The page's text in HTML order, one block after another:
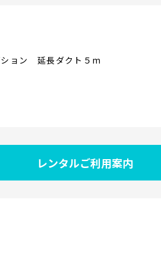
ョン 延長ダクト５m
レンタルご利用案内